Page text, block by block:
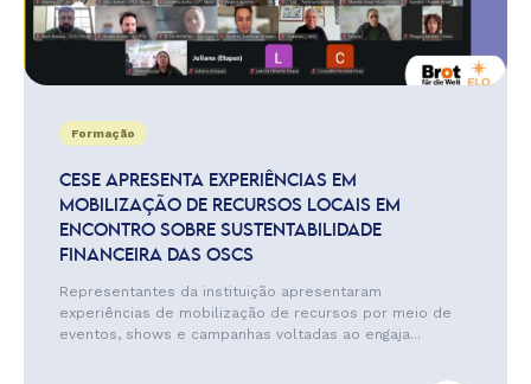
Formação
CESE APRESENTA EXPERIÊNCIAS EM
MOBILIZAÇÃO DE RECURSOS LOCAIS EM
ENCONTRO SOBRE SUSTENTABILIDADE
FINANCEIRA DAS OSCS
Representantes da instituição apresentaram
experiências de mobilização de recursos por meio de
eventos, shows e campanhas voltadas ao engaja...